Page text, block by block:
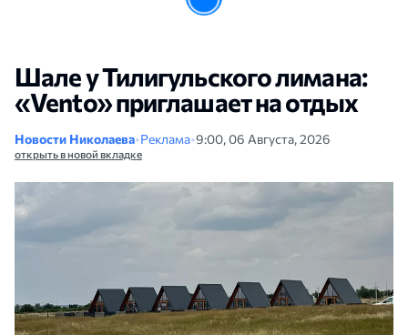
Шале у Тилигульского лимана:
«Vento» приглашает на отдых
Новости Николаева•Реклама•9:00, 06 Августа, 2026
открыть в новой вкладке